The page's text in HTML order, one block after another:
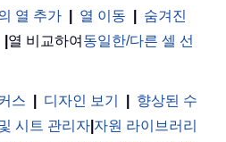
열 추가 열 이동
숨겨진
열 비교하여 동일한/다른 셀 선
스 디자인 보기
향상된 수
시트 관리자 자원 라이브러리